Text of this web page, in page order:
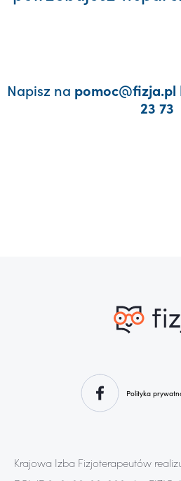
Napisz na pomoc@fizja.pl
23 73
Polityka
Krajowa Izba Fizjoterapeutów